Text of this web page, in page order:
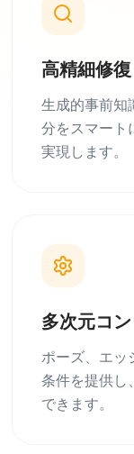
高精細修復
生成的事前知
分をスマート
実現します。
多次元コ
ポーズ、エッ
条件を提供し
できます。